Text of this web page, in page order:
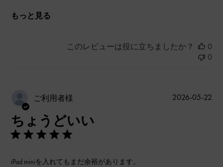
もっと見る
このレビューは役に立ちましたか？
0
0
ご利用者様
ちょうどいい
iPad miniを入れてもまだ余裕があります。
公
2026-05-22